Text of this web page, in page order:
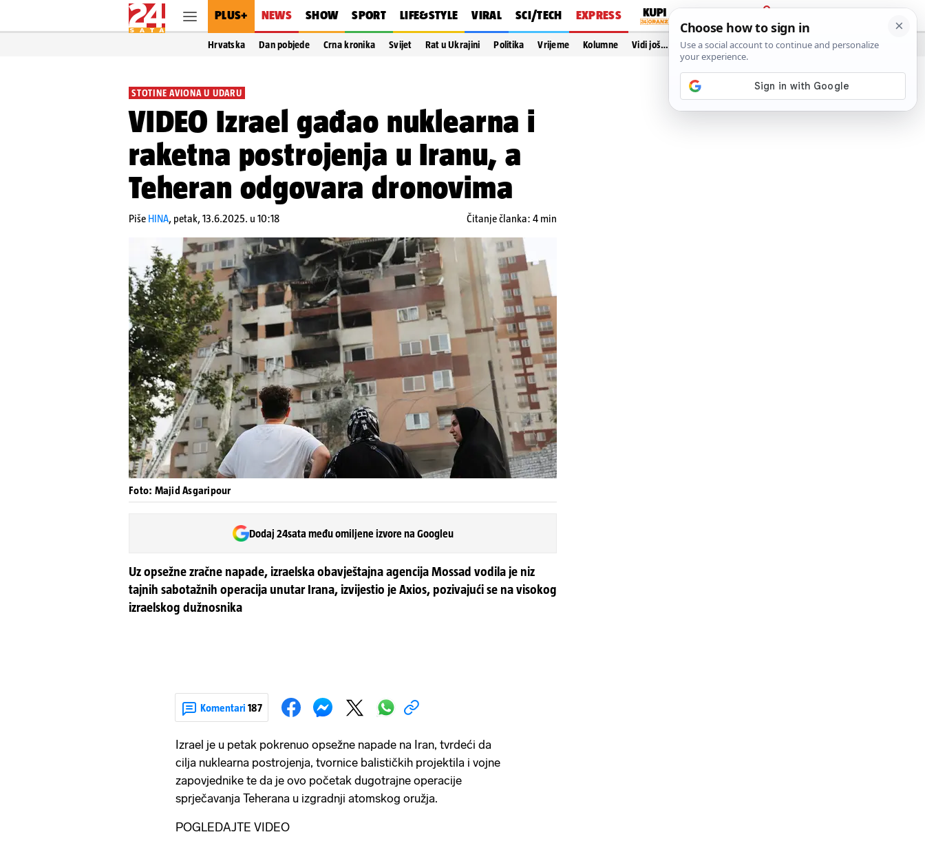
PLUS+ NEWS SHOW SPORT LIFE&STYLE VIRAL SCI/TECH EXPRESS
PRIJAVA
Hrvatska Dan pobjede Crna kronika Svijet Rat u Ukrajini Politika Vrijeme Kolumne Vidi još…
STOTINE AVIONA U UDARU
VIDEO Izrael gađao nuklearna i
raketna postrojenja u Iranu, a
Teheran odgovara dronovima
Piše HINA, petak, 13.6.2025. u 10:18 Čitanje članka: 4 min
Foto: Majid Asgaripour
Dodaj 24sata među omiljene izvore na Googleu
Uz opsežne zračne napade, izraelska obavještajna agencija Mossad vodila je niz
tajnih sabotažnih operacija unutar Irana, izvijestio je Axios, pozivajući se na visokog
izraelskog dužnosnika
Komentari 187
Izrael je u petak pokrenuo opsežne napade na Iran, tvrdeći da
cilja nuklearna postrojenja, tvornice balističkih projektila i vojne
zapovjednike te da je ovo početak dugotrajne operacije
sprječavanja Teherana u izgradnji atomskog oružja.
POGLEDAJTE VIDEO